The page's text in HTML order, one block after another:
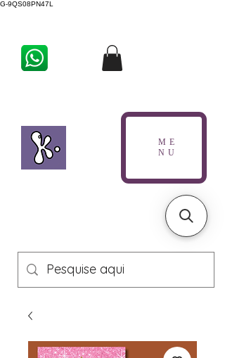
G-9QS08PN47L
ME
NU